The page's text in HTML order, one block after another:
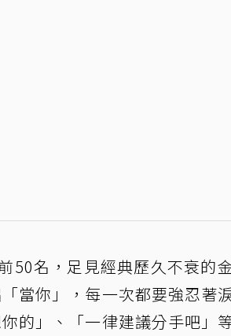
50名，足見經典歷久不衰的
當你」，每一次都要強忍著
的」、「一律建議分手吧」